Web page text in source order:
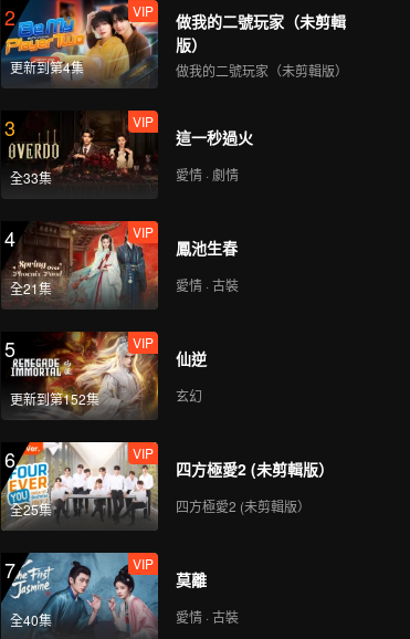
2
更新到第4集
VIP
做我的二號玩家（未剪輯
版）
做我的二號玩家（未剪輯版）
3
全33集
VIP
這一秒過火
愛情 · 劇情
4
全21集
VIP
鳳池生春
愛情 · 古裝
5
更新到第152集
VIP
仙逆
玄幻
6
全25集
VIP
四方極愛2 (未剪輯版）
四方極愛2 (未剪輯版）
7
全40集
VIP
莫離
愛情 · 古裝